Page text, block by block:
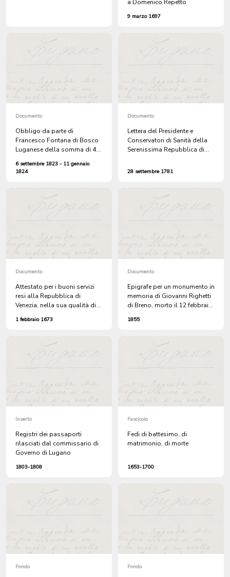
a Domenico Repetto
9 marzo 1697
Documento
Obbligo da parte di
Francesco Fontana di Bosco
Luganese della somma di 40
verso Carlo Giuseppe Donati
Forer di Lugano
6 settembre 1823 - 11 gennaio
1824
Documento
Lettera del Presidente e
Conservatori di Sanità della
Serenissima Repubblica di
alla Sanità della città di
Alessandria, che si dicevano
vaganti per il mare infetti di
della Dalmazia
28 settembre 1781
Documento
Attestato per i buoni servizi
resi alla Repubblica di
Venezia, nella sua qualità di
Antonio Muggini di Venezia
1 febbraio 1673
Documento
Epigrafe per un monumento in
memoria di Giovanni Righetti
di Breno, morto il 12 febbraio
1855
Inserto
Registri dei passaporti
rilasciati dal commissario di
Governo di Lugano
1803-1808
Fascicolo
Fedi di battesimo, di
matrimonio, di morte
1653-1700
Fondo Fondo